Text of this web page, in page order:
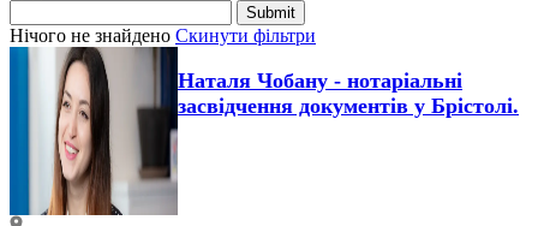
Нічого не знайдено Скинути фільтри
Наталя Чобану - нотаріальні
засвідчення документів у Брістолі.